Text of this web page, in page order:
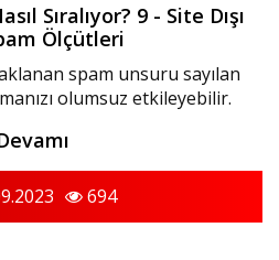
Sıralıyor? 9 - Site Dışı
Ölçütleri
spam unsuru sayılan
olumsuz etkileyebilir.
694